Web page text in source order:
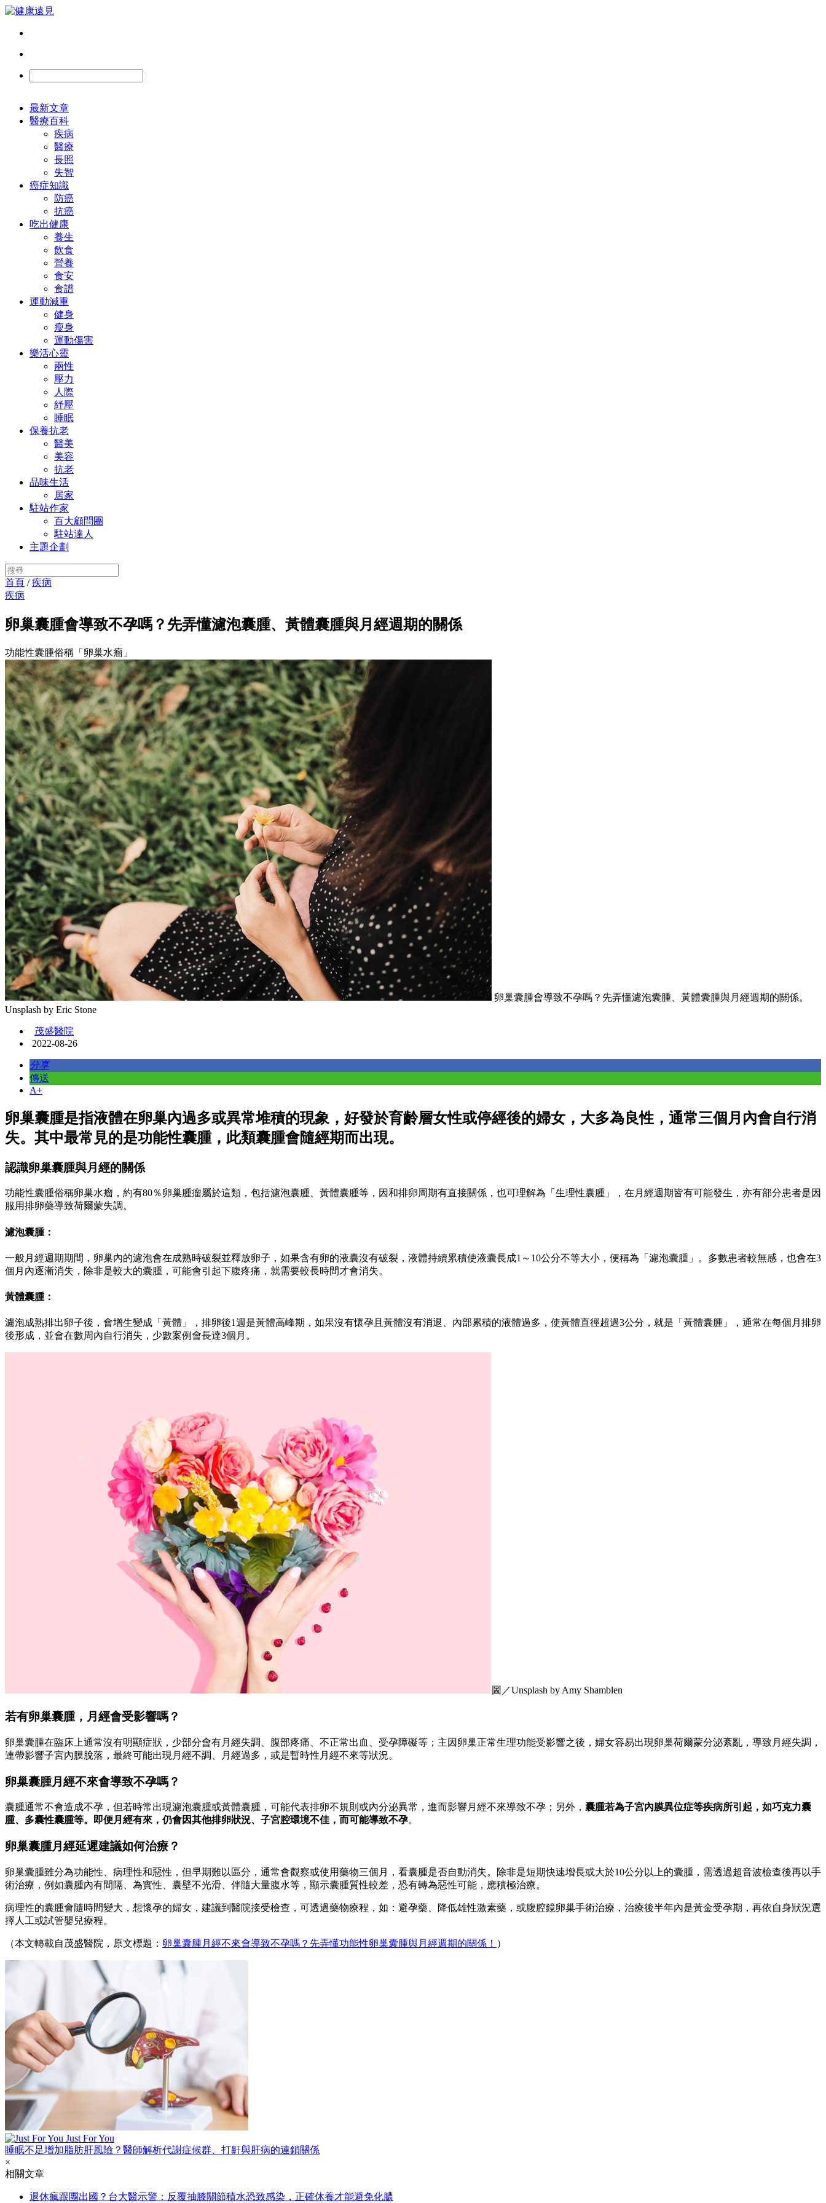
最新文章
醫療百科
疾病
醫療
長照
失智
癌症知識
防癌
抗癌
吃出健康
養生
飲食
營養
食安
食譜
運動減重
健身
瘦身
運動傷害
樂活心靈
兩性
壓力
人際
紓壓
睡眠
保養抗老
醫美
美容
抗老
品味生活
居家
駐站作家
百大顧問團
駐站達人
主題企劃
首頁 /疾病
疾病
卵巢囊腫會導致不孕嗎？先弄懂濾泡囊腫、黃體囊腫與月經週期的關係
功能性囊腫俗稱「卵巢水瘤」
卵巢囊腫會導致不孕嗎？先弄懂濾泡囊腫、黃體囊腫與月經週期的關係。
Unsplash by Eric Stone
茂盛醫院
2022-08-26
分享
傳送
A+
卵巢囊腫是指液體在卵巢內過多或異常堆積的現象，好發於育齡層女性或停經後的婦女，大多為良性，通常三個月內會自行消
失。其中最常見的是功能性囊腫，此類囊腫會隨經期而出現。
認識卵巢囊腫與月經的關係
功能性囊腫俗稱卵巢水瘤，約有80％卵巢腫瘤屬於這類，包括濾泡囊腫、黃體囊腫等，因和排卵周期有直接關係，也可理解為「生理性囊腫」，在月經週期皆有可能發生，亦有部分患者是因
服用排卵藥導致荷爾蒙失調。
濾泡囊腫：
一般月經週期期間，卵巢內的濾泡會在成熟時破裂並釋放卵子，如果含有卵的液囊沒有破裂，液體持續累積使液囊長成1～10公分不等大小，便稱為「濾泡囊腫」。多數患者較無感，也會在3
個月內逐漸消失，除非是較大的囊腫，可能會引起下腹疼痛，就需要較長時間才會消失。
黃體囊腫：
濾泡成熟排出卵子後，會增生變成「黃體」，排卵後1週是黃體高峰期，如果沒有懷孕且黃體沒有消退、內部累積的液體過多，使黃體直徑超過3公分，就是「黃體囊腫」，通常在每個月排卵
後形成，並會在數周內自行消失，少數案例會長達3個月。
圖／Unsplash by Amy Shamblen
若有卵巢囊腫，月經會受影響嗎？
卵巢囊腫在臨床上通常沒有明顯症狀，少部分會有月經失調、腹部疼痛、不正常出血、受孕障礙等；主因卵巢正常生理功能受影響之後，婦女容易出現卵巢荷爾蒙分泌紊亂，導致月經失調，
連帶影響子宮內膜脫落，最終可能出現月經不調、月經過多，或是暫時性月經不來等狀況。
卵巢囊腫月經不來會導致不孕嗎？
囊腫通常不會造成不孕，但若時常出現濾泡囊腫或黃體囊腫，可能代表排卵不規則或內分泌異常，進而影響月經不來導致不孕；另外， 囊腫若為子宮內膜異位症等疾病所引起，如巧克力囊
腫、多囊性囊腫等。即便月經有來，仍會因其他排卵狀況、子宮腔環境不佳，而可能導致不孕。
卵巢囊腫月經延遲建議如何治療？
卵巢囊腫雖分為功能性、病理性和惡性，但早期難以區分，通常會觀察或使用藥物三個月，看囊腫是否自動消失。除非是短期快速增長或大於10公分以上的囊腫，需透過超音波檢查後再以手
術治療，例如囊腫內有間隔、為實性、囊壁不光滑、伴隨大量腹水等，顯示囊腫質性較差，恐有轉為惡性可能，應積極治療。
病理性的囊腫會隨時間變大，想懷孕的婦女，建議到醫院接受檢查，可透過藥物療程，如：避孕藥、降低雄性激素藥，或腹腔鏡卵巢手術治療，治療後半年內是黃金受孕期，再依自身狀況選
擇人工或試管嬰兒療程。
（本文轉載自茂盛醫院，原文標題： 卵巢囊腫月經不來會導致不孕嗎？先弄懂功能性卵巢囊腫與月經週期的關係！ ）
Just For You
睡眠不足增加脂肪肝風險？醫師解析代謝症候群、打鼾與肝病的連鎖關係
×
相關文章
退休瘋跟團出國？台大醫示警：反覆抽膝關節積水恐致感染，正確休養才能避免化膿